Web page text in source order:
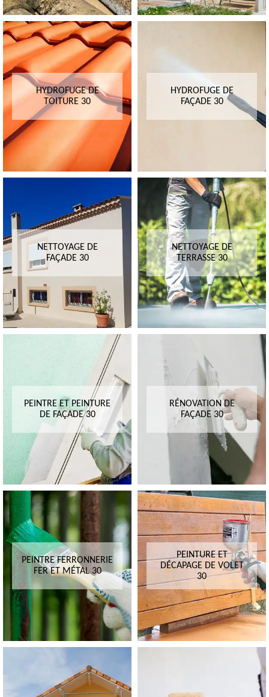
HYDROFUGE DE
TOITURE 30
HYDROFUGE DE
FAÇADE 30
NETTOYAGE DE
FAÇADE 30
NETTOYAGE DE
TERRASSE 30
PEINTRE ET PEINTURE
DE FAÇADE 30
RÉNOVATION DE
FAÇADE 30
PEINTRE FERRONNERIE
FER ET MÉTAL 30
PEINTURE ET
DÉCAPAGE DE VOLET
30